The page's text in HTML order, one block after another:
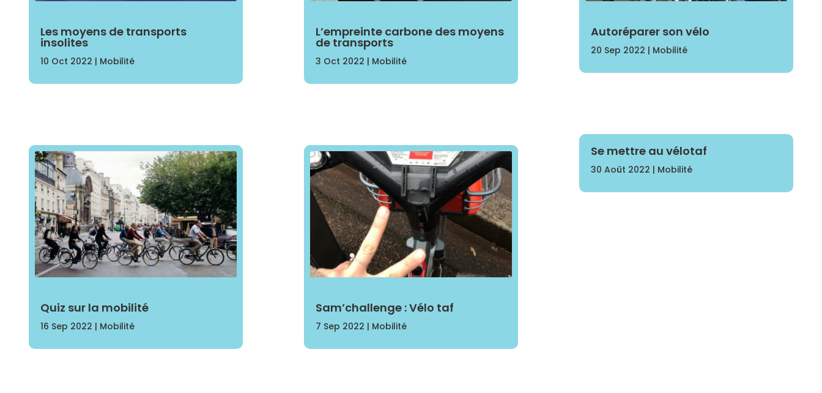
Les moyens de transports
insolites
10 Oct 2022 | Mobilité
Quiz sur la mobilité
16 Sep 2022 | Mobilité
L’empreinte carbone des moyens
de transports
3 Oct 2022 | Mobilité
Sam’challenge : Vélo taf
7 Sep 2022 | Mobilité
Autoréparer son vélo
20 Sep 2022 | Mobilité
Se mettre au vélotaf
30 Août 2022 | Mobilité